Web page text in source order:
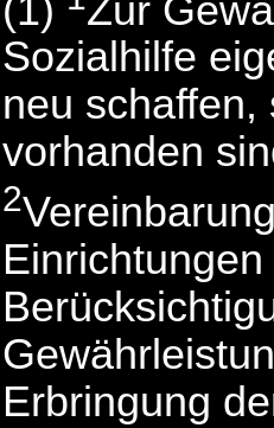
(1)
Zur
Sozialhilfe
neu
vorhanden
2
Erbringung